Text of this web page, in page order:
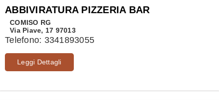
ABBIVIRATURA PIZZERIA BAR
COMISO RG
Via Piave, 17 97013
Telefono: 3341893055
Leggi Dettagli